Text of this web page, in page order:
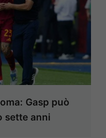
Gasp può
sette anni